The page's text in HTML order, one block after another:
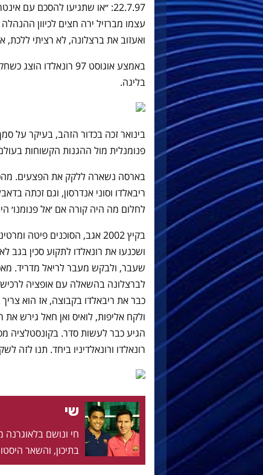
22.7.97: ״או שתגיעו להסכם עם
עצמו מברזיל ירה חצים לכיוון
ואעזוב את ברצלונה, לא רציתי ללכת,
באמצע אוגוסט 97
בליגה.
בינואר זכה בכדור הזהב, בעיקר על
פנומנלית מול ההגנות הקשוחות
בארסה נשארה ללקק את הפצעים.
ריבאלדו וסוני אנדרסון, וגם זכתה
לחלום מה היה קורה אם ׳אל פנומנו׳
בקיץ 2002 אגב, הסוכנים
ושכנעו את רונאלדו לתקוע סכין בגב
שעבר, ולבקש מעבר לריאל מדריד.
לברצלונה בהשאלה עם אופציה
כבר את ריבאלדו בקבוצה, אז הוא
ולקח אליפות, לואיס ואן חאל גירש
הגיע כבר לעשות סדר. בקונסטלציה
רונאלדו ורונאלדיניו ביחד. תנו לזה
שי
בתיכון, והשאר